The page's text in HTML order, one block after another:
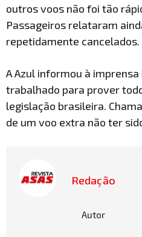
outros voos não foi tão
Passageiros relataram
repetidamente cancelados.
A Azul informou à
trabalhado para prover
legislação brasileira.
de um voo extra não ter
Redação
Autor